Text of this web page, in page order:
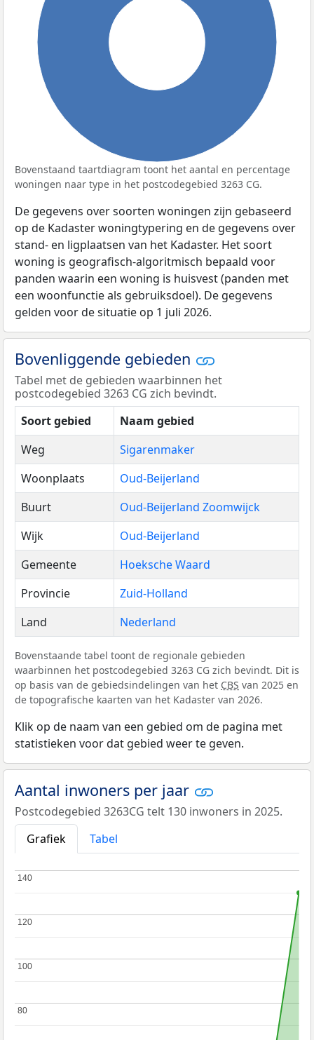
Bovenstaand taartdiagram toont het aantal en percentage
woningen naar type in het postcodegebied 3263 CG.
De gegevens over soorten woningen zijn gebaseerd
op de Kadaster woningtypering en de gegevens over
stand- en ligplaatsen van het Kadaster. Het soort
woning is geografisch-algoritmisch bepaald voor
panden waarin een woning is huisvest (panden met
een woonfunctie als gebruiksdoel). De gegevens
gelden voor de situatie op 1 juli 2026.
Bovenliggende gebieden
Tabel met de gebieden waarbinnen het
postcodegebied 3263 CG zich bevindt.
Soort gebied
Naam gebied
Weg
Sigarenmaker
Woonplaats
Oud-Beijerland
Buurt
Oud-Beijerland Zoomwijck
Wijk
Oud-Beijerland
Gemeente
Hoeksche Waard
Provincie
Zuid-Holland
Land
Nederland
Bovenstaande tabel toont de regionale gebieden
waarbinnen het postcodegebied 3263 CG zich bevindt. Dit is
op basis van de gebiedsindelingen van het CBS van 2025 en
de topografische kaarten van het Kadaster van 2026.
Klik op de naam van een gebied om de pagina met
statistieken voor dat gebied weer te geven.
Aantal inwoners per jaar
Postcodegebied 3263CG telt 130 inwoners in 2025.
Grafiek
Tabel
80
80
100
100
120
120
140
140